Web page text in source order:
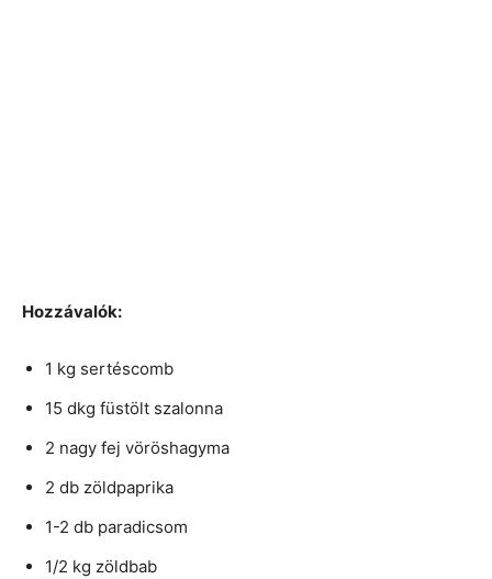
Hozzávalók:
1 kg sertéscomb
15 dkg füstölt szalonna
2 nagy fej vöröshagyma
2 db zöldpaprika
1-2 db paradicsom
1/2 kg zöldbab